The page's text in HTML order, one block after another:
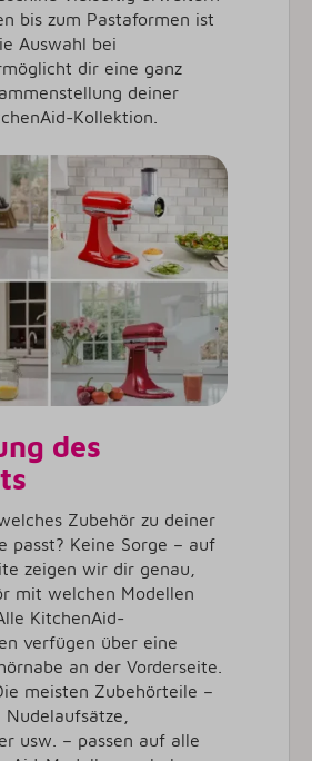
bis zum Pastaformen ist
Auswahl bei
dir eine ganz
deiner
Kollektion.
des
Zubehör zu deiner
passt? Keine Sorge – auf
zeigen wir dir genau,
mit welchen Modellen
KitchenAid-
verfügen über eine
an der Vorderseite.
meisten Zubehörteile –
usw. – passen auf alle